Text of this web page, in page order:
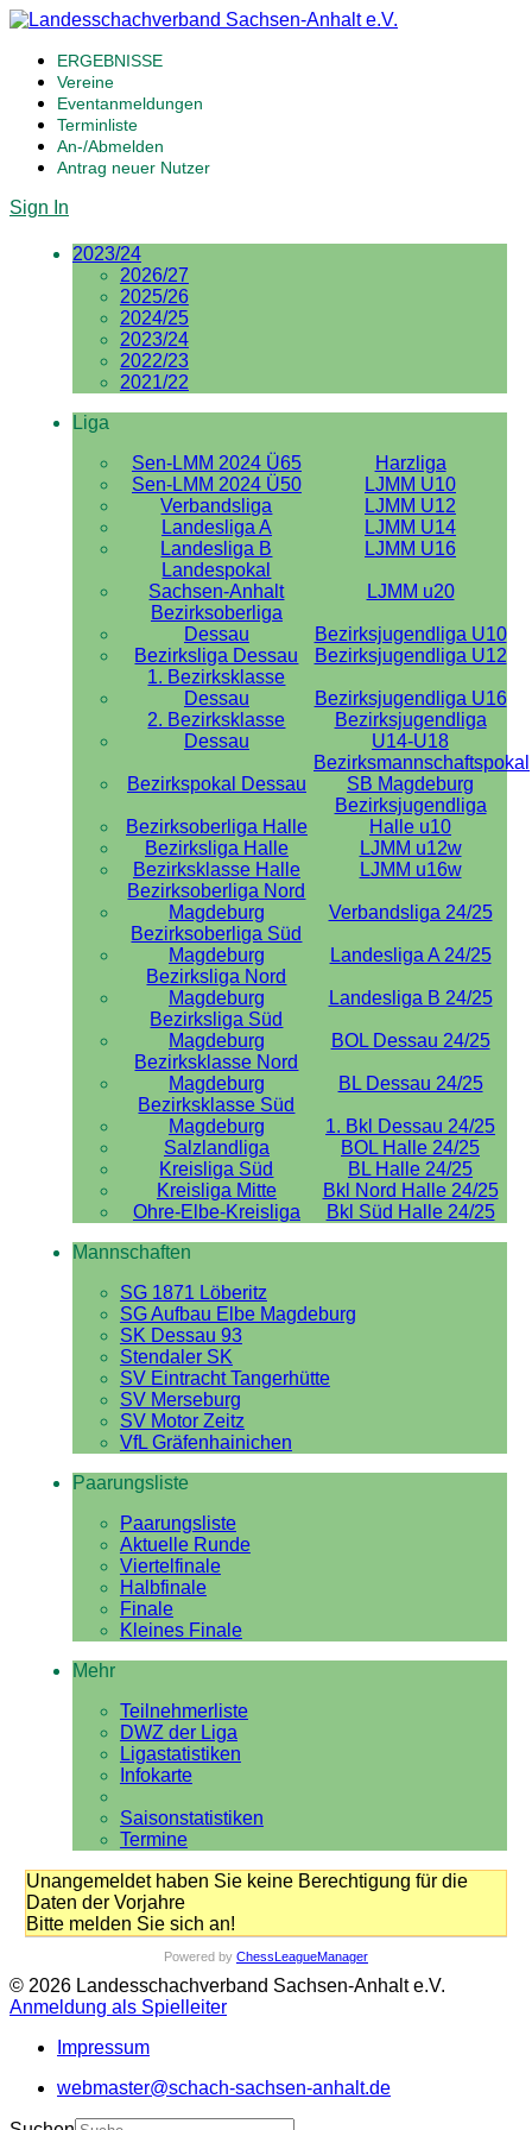
ERGEBNISSE
Vereine
Eventanmeldungen
Terminliste
An-/Abmelden
Antrag neuer Nutzer
Sign In
2023/24
2026/27
2025/26
2024/25
2023/24
2022/23
2021/22
Liga
Sen-LMM 2024 Ü65
Harzliga
Sen-LMM 2024 Ü50
LJMM U10
Verbandsliga
LJMM U12
Landesliga A
LJMM U14
Landesliga B
LJMM U16
Landespokal
Sachsen-Anhalt
LJMM u20
Bezirksoberliga
Dessau
Bezirksjugendliga U10
Bezirksliga Dessau
Bezirksjugendliga U12
1. Bezirksklasse
Dessau
Bezirksjugendliga U16
2. Bezirksklasse
Dessau
Bezirksjugendliga
U14-U18
Bezirkspokal Dessau
Bezirksmannschaftspokal
SB Magdeburg
Bezirksoberliga Halle
Bezirksjugendliga
Halle u10
Bezirksliga Halle
LJMM u12w
Bezirksklasse Halle
LJMM u16w
Bezirksoberliga Nord
Magdeburg
Verbandsliga 24/25
Bezirksoberliga Süd
Magdeburg
Landesliga A 24/25
Bezirksliga Nord
Magdeburg
Landesliga B 24/25
Bezirksliga Süd
Magdeburg
BOL Dessau 24/25
Bezirksklasse Nord
Magdeburg
BL Dessau 24/25
Bezirksklasse Süd
Magdeburg
1. Bkl Dessau 24/25
Salzlandliga
BOL Halle 24/25
Kreisliga Süd
BL Halle 24/25
Kreisliga Mitte
Bkl Nord Halle 24/25
Ohre-Elbe-Kreisliga
Bkl Süd Halle 24/25
Mannschaften
SG 1871 Löberitz
SG Aufbau Elbe Magdeburg
SK Dessau 93
Stendaler SK
SV Eintracht Tangerhütte
SV Merseburg
SV Motor Zeitz
VfL Gräfenhainichen
Paarungsliste
Paarungsliste
Aktuelle Runde
Viertelfinale
Halbfinale
Finale
Kleines Finale
Mehr
Teilnehmerliste
DWZ der Liga
Ligastatistiken
Infokarte
Saisonstatistiken
Termine
Unangemeldet haben Sie keine Berechtigung für die
Daten der Vorjahre
Bitte melden Sie sich an!
Powered by ChessLeagueManager
© 2026 Landesschachverband Sachsen-Anhalt e.V.
Anmeldung als Spielleiter
Impressum
webmaster@schach-sachsen-anhalt.de